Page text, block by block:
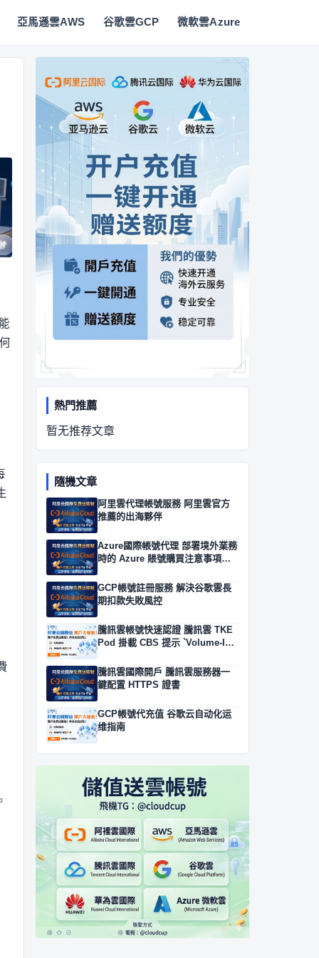
亞馬遜雲AWS 谷歌雲GCP 微軟雲Azure
熱門推薦
暂无推荐文章
隨機文章
阿里雲代理帳號服務 阿里雲官方
推薦的出海夥伴
Azure國際帳號代理 部署境外業務
時的 Azure 賬號購買注意事項與
GCP帳號註冊服務 解決谷歌雲長
期扣款失敗風控
騰訊雲帳號快速認證 騰訊雲 TKE
Pod 掛載 CBS 提示 `Volume-In-
騰訊雲國際開戶 騰訊雲服務器一
鍵配置 HTTPS 證書
GCP帳號代充值 谷歌云自动化运
维指南